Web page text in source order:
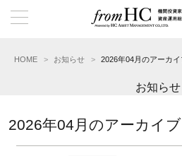
HOME お知らせ 2026年04月のアーカイ
お知らせ
2026年04月のアーカイブ